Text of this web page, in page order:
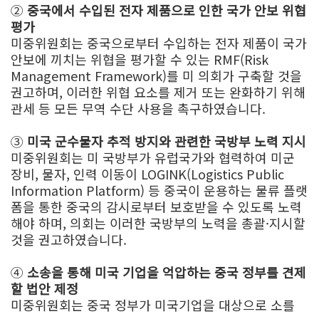
② 중국에서 수입된 전자 제품으로 인한 국가 안보 위협
평가
미중위원회는 중국으로부터 수입하는 전자 제품이 국가
안보에 끼치는 위협을 평가할 수 있는 RMF(Risk
Management Framework)를 미 의회가 구축할 것을
권고하며, 이러한 위협 요소를 제거 또는 완화하기 위해
관세 등 모든 무역 수단 사용을 촉구하였습니다.
③ 미국 군수물자 추적 방지와 관련한 국방부 노력 지시
미중위원회는 미 국방부가 유럽국가와 협력하여 미군
장비, 물자, 인력 이동이 LOGINK(Logistics Public
Information Platform) 등 중국이 운용하는 물류 플랫
폼을 통한 중국의 감시로부터 보호받을 수 있도록 노력
해야 하며, 의회는 이러한 국방부의 노력을 총괄·지시할
것을 권고하였습니다.
④ 소송을 통해 미국 기업을 억압하는 중국 정부를 견제
할 법안 제정
미중위원회는 중국 정부가 미국기업을 대상으로 소를